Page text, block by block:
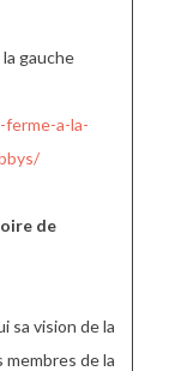
gauche
a-la-
de
sa vision de la
membres de la